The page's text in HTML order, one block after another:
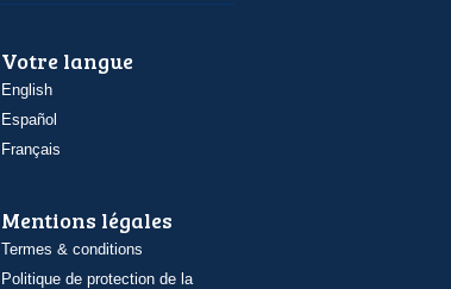
Votre langue
English
Español
Français
Mentions légales
Termes & conditions
Politique de protection de la